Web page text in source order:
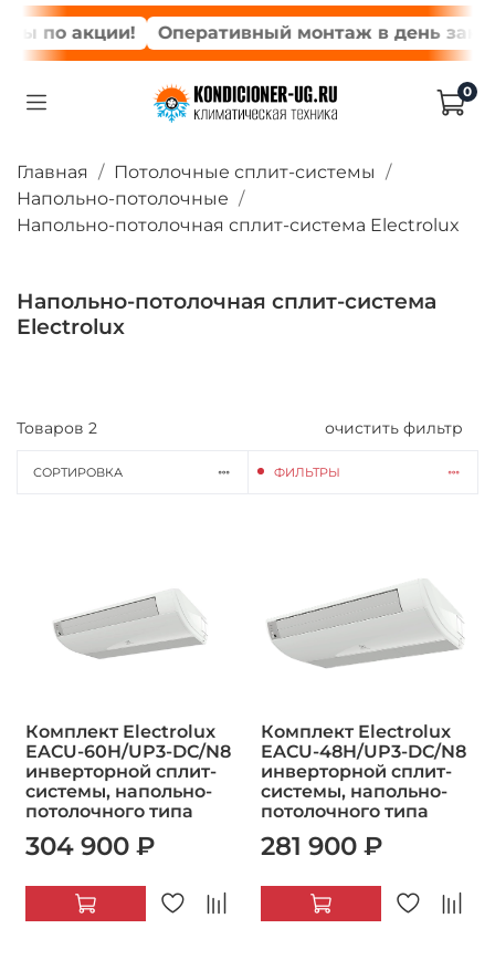
по акции! Оперативный монтаж в день заказа*
0
Главная
Потолочные сплит-системы
Напольно-потолочные
Напольно-потолочная сплит-система Electrolux
Напольно-потолочная сплит-система
Electrolux
Товаров 2 очистить фильтр
СОРТИРОВКА ФИЛЬТРЫ
Комплект Electrolux
EACU-60H/UP3-DC/N8
инверторной сплит-
системы, напольно-
потолочного типа
304 900 ₽
Комплект Electrolux
EACU-48H/UP3-DC/N8
инверторной сплит-
системы, напольно-
потолочного типа
281 900 ₽